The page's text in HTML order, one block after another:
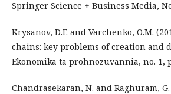
Springer Science + Business Media,
Krysanov, D.F. and Varchenko, O.M.
chains: key problems of creation and
Ekonomika ta prohnozuvannia, no. 1,
Chandrasekaran, N. and Raghuram, G.